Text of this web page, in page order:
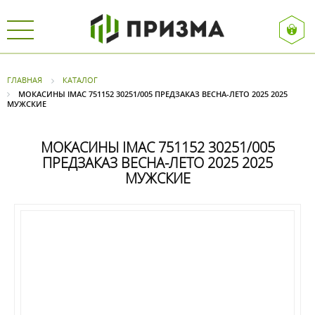
ГЛАВНАЯ
КАТАЛОГ
МОКАСИНЫ IMAC 751152 30251/005 ПРЕДЗАКАЗ ВЕСНА-ЛЕТО 2025 2025
МУЖСКИЕ
МОКАСИНЫ IMAC 751152 30251/005
ПРЕДЗАКАЗ ВЕСНА-ЛЕТО 2025 2025
МУЖСКИЕ